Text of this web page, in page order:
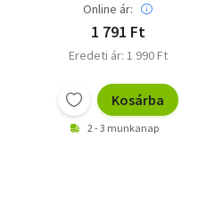
Online ár:
1 791 Ft
Eredeti ár: 1 990 Ft
Kosárba
2 - 3 munkanap